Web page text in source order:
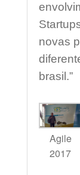
novas
brasil.”
Agile
2017